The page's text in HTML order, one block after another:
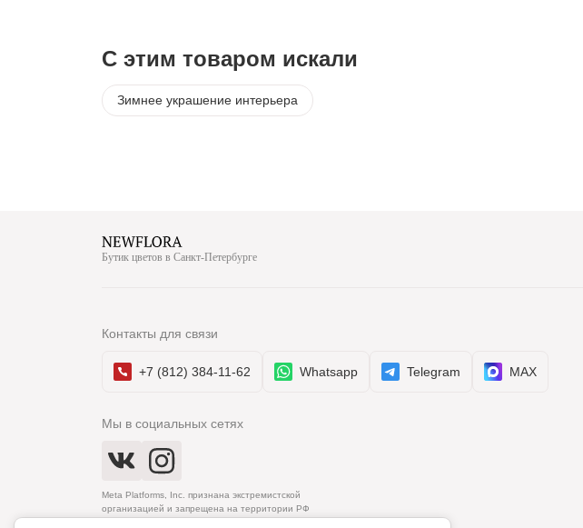
С этим товаром искали
Зимнее украшение интерьера
Бутик цветов в Санкт-Петербурге
Контакты для связи
+7 (812) 384-11-62 Whatsapp Telegram MAX
Мы в социальных сетях
Meta Platforms, Inc. признана экстремистской
организацией и запрещена на территории РФ